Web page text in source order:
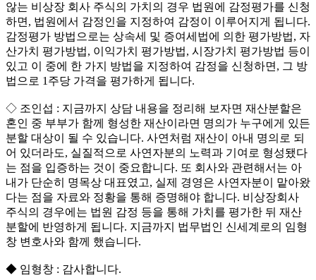
않는 비상장 회사 주식의 가치의 경우 법원에 감정평가를 신청
하면, 법원에서 감정인을 지정하여 감정이 이루어지게 됩니다.
감정평가 방법으로는 상속세 및 증여세법에 의한 평가방법, 자
산가치 평가방법, 이익가치 평가방법, 시장가치 평가방법 등이
있고 이 중에 한 가지 방법을 지정하여 감정을 신청하면, 그 방
법으로 1주당 가격을 평가하게 됩니다.
◇ 조인섭 : 지금까지 상담 내용을 정리해 보자면 재산분할은
혼인 중 부부가 함께 형성한 재산이라면 명의가 누구에게 있든
분할 대상이 될 수 있습니다. 사연처럼 재산이 아내 명의로 되
어 있더라도, 실질적으로 사연자분의 노력과 기여로 형성됐다
는 점을 입증하는 것이 중요합니다. 또 회사와 관련해서는 아
내가 단순히 명목상 대표였고, 실제 경영은 사연자분이 맡아왔
다는 점을 자료와 정황을 통해 증명해야 합니다. 비상장회사
주식의 경우에는 법원 감정 등을 통해 가치를 평가한 뒤 재산
분할에 반영하게 됩니다. 지금까지 법무법인 신세계로의 임형
창 변호사와 함께 했습니다.
◆ 임형창 : 감사합니다.